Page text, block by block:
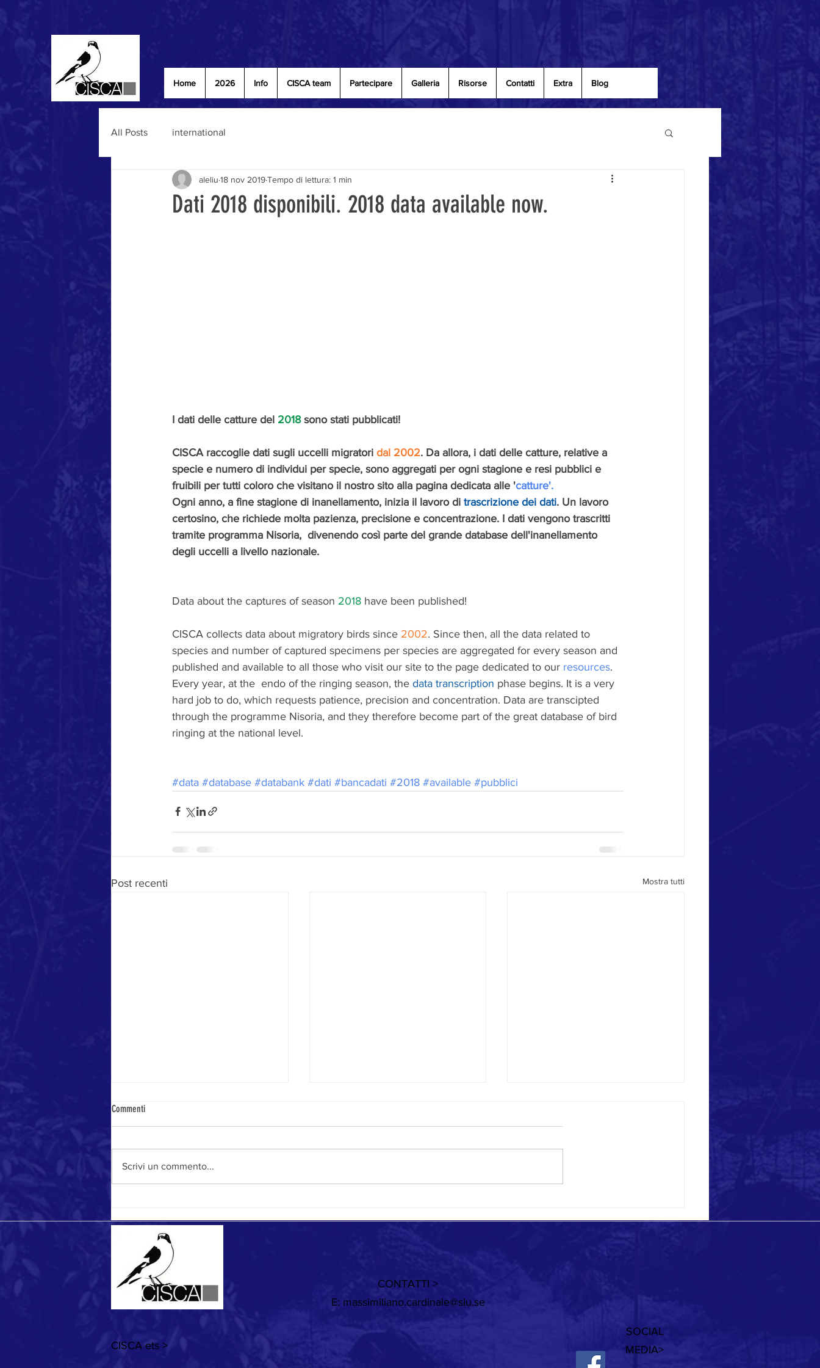
Home 2026 Info CISCA team Partecipare Galleria Risorse Contatti Extra Blog
All Posts international
Dati 2018 disponibili. 2018 data available now.
aleliu 18 nov 2019Tempo di lettura: 1 min
I dati delle catture del 2018 sono stati pubblicati!
CISCA raccoglie dati sugli uccelli migratori dal 2002. Da allora, i dati delle catture, relative a
specie e numero di individui per specie, sono aggregati per ogni stagione e resi pubblici e
fruibili per tutti coloro che visitano il nostro sito alla pagina dedicata alle 'catture'.
Ogni anno, a fine stagione di inanellamento, inizia il lavoro di trascrizione dei dati. Un lavoro
certosino, che richiede molta pazienza, precisione e concentrazione. I dati vengono trascritti
tramite programma Nisoria,  divenendo così parte del grande database dell'inanellamento
degli uccelli a livello nazionale.
Data about the captures of season 2018 have been published!
CISCA collects data about migratory birds since 2002. Since then, all the data related to
species and number of captured specimens per species are aggregated for every season and
published and available to all those who visit our site to the page dedicated to our resources.
Every year, at the  endo of the ringing season, the data transcription phase begins. It is a very
hard job to do, which requests patience, precision and concentration. Data are transcipted
through the programme Nisoria, and they therefore become part of the great database of bird
ringing at the national level.
#data #database #databank #dati #bancadati #2018 #available #pubblici
Post recenti Mostra tutti
Commenti
Scrivi un commento...
CISCA ets >
CONTATTI >
E: massimiliano.cardinale@slu.se
SOCIAL
MEDIA>